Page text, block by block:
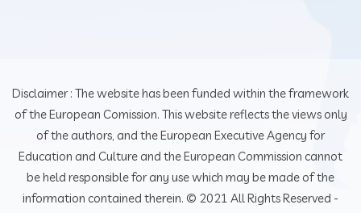
Disclaimer : The website has been funded within the framework
of the European Comission. This website reflects the views only
of the authors, and the European Executive Agency for
Education and Culture and the European Commission cannot
be held responsible for any use which may be made of the
information contained therein. © 2021 All Rights Reserved -